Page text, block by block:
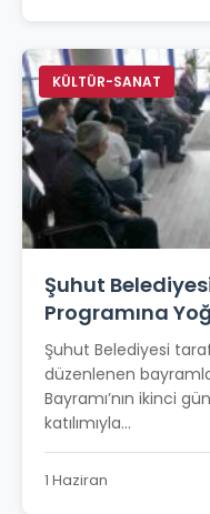
KÜLTÜR-SANAT
Şuhut
Programına
Şuhut Belediyesi
düzenlenen
Bayramı’nın ikinci
katılımıyla...
1 Haziran